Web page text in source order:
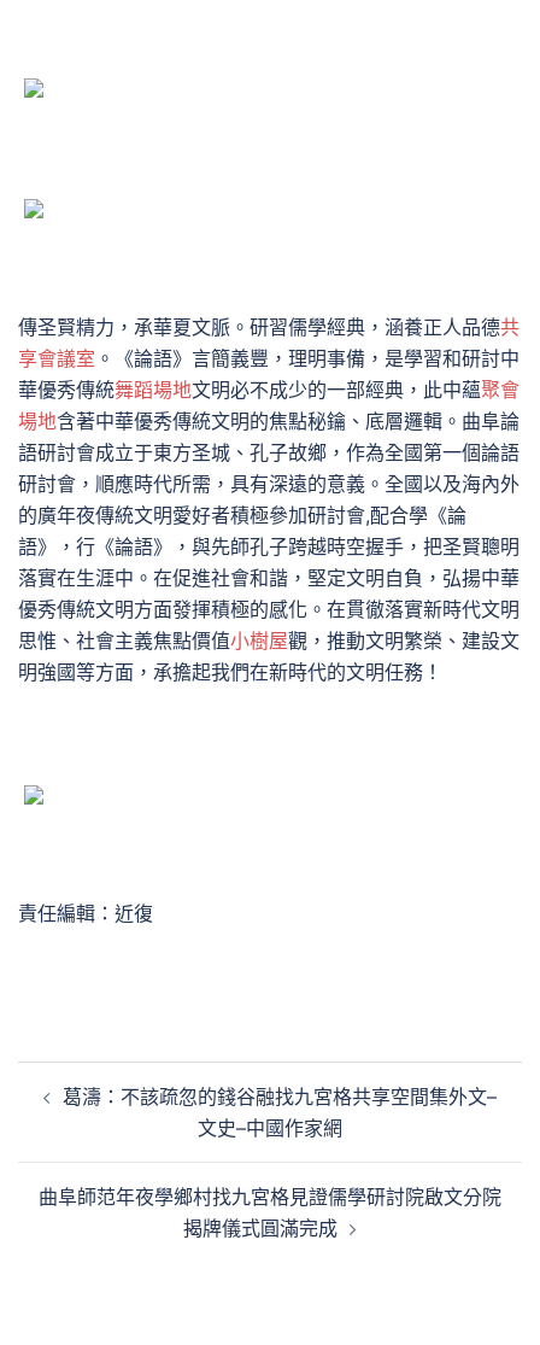
傳圣賢精力，承華夏文脈。研習儒學經典，涵養正人品德共
享會議室 。《論語》言簡義豐，理明事備，是學習和研討中
華優秀傳統舞蹈場地文明必不成少的一部經典，此中蘊聚會
場地含著中華優秀傳統文明的焦點秘鑰、底層邏輯。曲阜論
語研討會成立于東方圣城、孔子故鄉，作為全國第一個論語
研討會，順應時代所需，具有深遠的意義。全國以及海內外
的廣年夜傳統文明愛好者積極參加研討會,配合學《論
語》，行《論語》，與先師孔子跨越時空握手，把圣賢聰明
落實在生涯中。在促進社會和諧，堅定文明自負，弘揚中華
優秀傳統文明方面發揮積極的感化。在貫徹落實新時代文明
思惟、社會主義焦點價值小樹屋觀，推動文明繁榮、建設文
明強國等方面，承擔起我們在新時代的文明任務！
責任編輯：近復
章
覽
葛濤：不該疏忽的錢谷融找九宮格共享空間集外文–
文史–中國作家網
曲阜師范年夜學鄉村找九宮格見證儒學研討院啟文分院
揭牌儀式圓滿完成